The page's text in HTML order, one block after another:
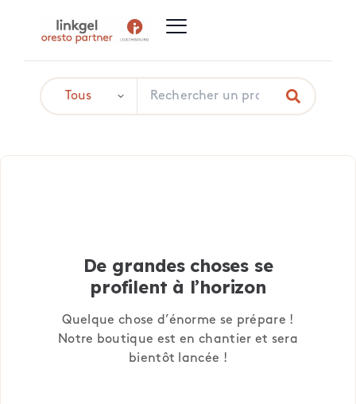
De grandes choses se
profilent à l’horizon
Quelque chose d’énorme se prépare !
Notre boutique est en chantier et sera
bientôt lancée !